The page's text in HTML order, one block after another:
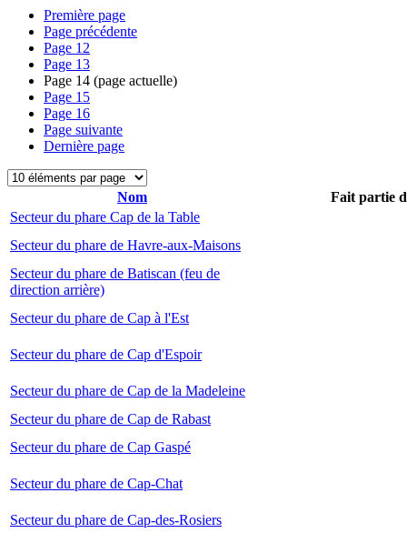
Première page
Page précédente
Page 12
Page 13
Page 14 (page actuelle)
Page 15
Page 16
Page suivante
Dernière page
Nom
Fait partie
Secteur du phare Cap de la Table
Secteur du phare de Havre-aux-Maisons
Secteur du phare de Batiscan (feu de
direction arrière)
Secteur du phare de Cap à l'Est
Secteur du phare de Cap d'Espoir
Secteur du phare de Cap de la Madeleine
Secteur du phare de Cap de Rabast
Secteur du phare de Cap Gaspé
Secteur du phare de Cap-Chat
Secteur du phare de Cap-des-Rosiers